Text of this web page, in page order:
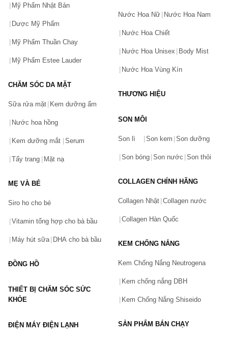
Bạn gặp vấn đề về sản phẩm hay mua hàng?
Hãy báo lỗi cho chúng tôi. Hoặc gọi cho chúng tôi qua số
Vấn đề(*)
Mỹ Phẩm Nhật Bản
Dược Mỹ Phẩm
Mỹ Phẩm Thuần Chay
Mỹ Phẩm Estee Lauder
CHĂM SÓC DA MẶT
Sữa rửa mặt Kem dưỡng ẩm
Nước hoa hồng
Kem dưỡng mắt Serum
Tẩy trang Mặt nạ
MẸ VÀ BÉ
Siro ho cho bé
Vitamin tổng hợp cho bà bầu
Máy hút sữa DHA cho bà bầu
ĐỒNG HỒ
THIẾT BỊ CHĂM SÓC SỨC
KHỎE
ĐIỆN MÁY ĐIỆN LẠNH
Nước Hoa Nữ Nước Hoa Nam
Nước Hoa Chiết
Nước Hoa Unisex Body Mist
Nước Hoa Vùng Kín
THƯƠNG HIỆU
SON MÔI
Son lì Son kem Son dưỡng
Son bóng Son nước Son thỏi
COLLAGEN CHÍNH HÃNG
Collagen Nhật Collagen nước
Collagen Hàn Quốc
KEM CHỐNG NẮNG
Kem Chống Nắng Neutrogena
Kem chống nắng DBH
Kem Chống Nắng Shiseido
SẢN PHẨM BÁN CHẠY